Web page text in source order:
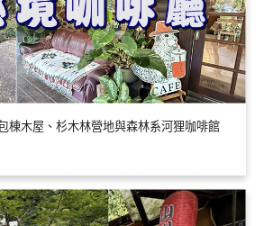
棟木屋、杉木林營地與森林系河狸咖啡館